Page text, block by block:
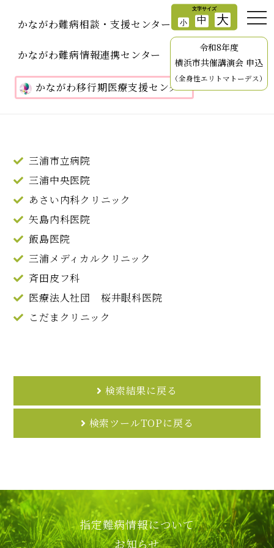
かながわ難病相談・支援センター
かながわ難病情報連携センター
かながわ移行期医療支援センター
令和8年度
横浜市共催講演会 申込
（全身性エリトマトーデス）
三浦市立病院
三浦中央医院
あさい内科クリニック
矢島内科医院
飯島医院
三浦メディカルクリニック
斉田皮フ科
医療法人社団 桜井眼科医院
こだまクリニック
検索結果に戻る
検索ツールTOPに戻る
指定難病情報について
お知らせ